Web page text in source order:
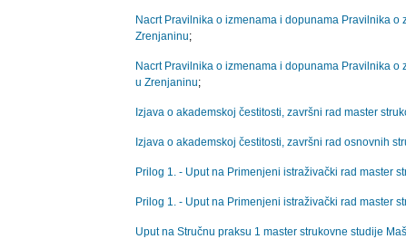
Nacrt Pravilnika o izmenama i dopunama Pravilnika
Zrenjaninu;
Nacrt Pravilnika o izmenama i dopunama Pravilnika
u Zrenjaninu;
Izjava o akademskoj čestitosti, završni rad master
Izjava o akademskoj čestitosti, završni rad osnovnih
Prilog 1. - Uput na Primenjeni istraživački rad master
Prilog 1. - Uput na Primenjeni istraživački rad master
Uput na Stručnu praksu 1 master strukovne studije